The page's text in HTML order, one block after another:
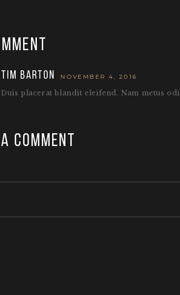
Tim Barton NOVEMBER 4, 2016
Duis placerat blandit eleifend. Nam metus
comment